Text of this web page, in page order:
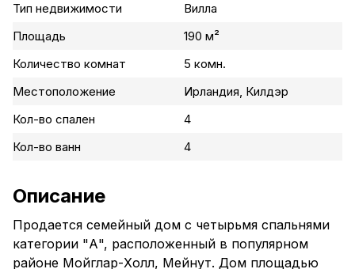
Тип недвижимости
Вилла
Площадь
190 м²
Количество комнат
5 комн.
Местоположение
Ирландия, Килдэр
Кол-во спален
4
Кол-во ванн
4
Описание
Продается семейный дом с четырьмя спальнями
категории "А", расположенный в популярном
районе Мойглар-Холл, Мейнут. Дом площадью